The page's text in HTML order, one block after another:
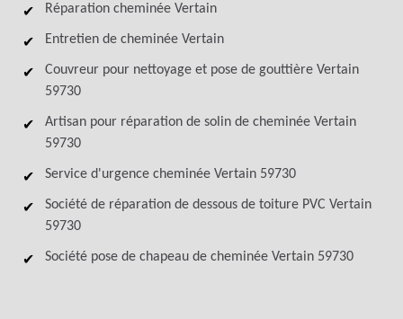
Réparation cheminée Vertain
Entretien de cheminée Vertain
Couvreur pour nettoyage et pose de gouttière Vertain
59730
Artisan pour réparation de solin de cheminée Vertain
59730
Service d'urgence cheminée Vertain 59730
Société de réparation de dessous de toiture PVC Vertain
59730
Société pose de chapeau de cheminée Vertain 59730